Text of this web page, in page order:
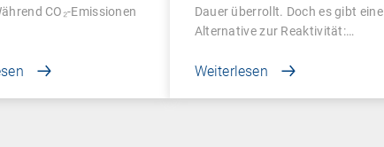
CO₂-Emissionen
Dauer überrollt. Doch es gibt eine
Alternative zur Reaktivität:…
Weiterlesen